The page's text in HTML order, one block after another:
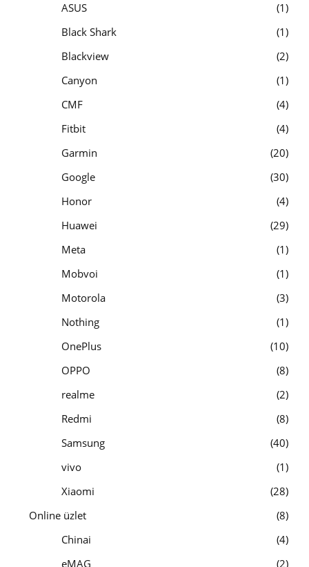
ASUS
1
Black Shark
1
Blackview
2
Canyon
1
CMF
4
Fitbit
4
Garmin
20
Google
30
Honor
4
Huawei
29
Meta
1
Mobvoi
1
Motorola
3
Nothing
1
OnePlus
10
OPPO
8
realme
2
Redmi
8
Samsung
40
vivo
1
Xiaomi
28
Online üzlet
8
Chinai
4
eMAG
2